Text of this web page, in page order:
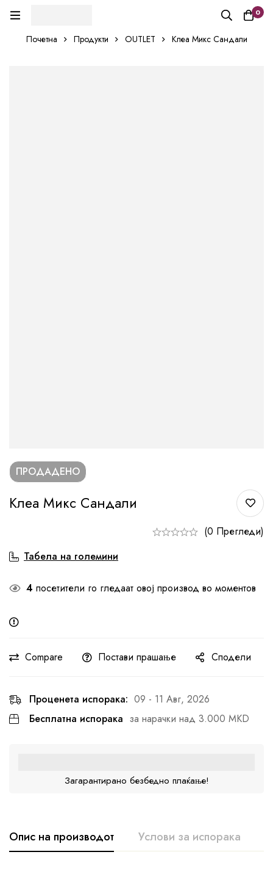
0
Почетна Продукти OUTLET Клеа Микс Сандали
ПРОДАДЕНО
Клеа Микс Сандали
(0 Прегледи)
Табела на големини
4 посетители го гледаат овој производ во моментов
Compare Постави прашање Сподели
Проценета испорака: 09 - 11 Авг, 2026
Бесплатна испорака за нарачки над 3.000 MKD
Загарантирано безбедно плаќање!
Опис на производот Услови за испорака